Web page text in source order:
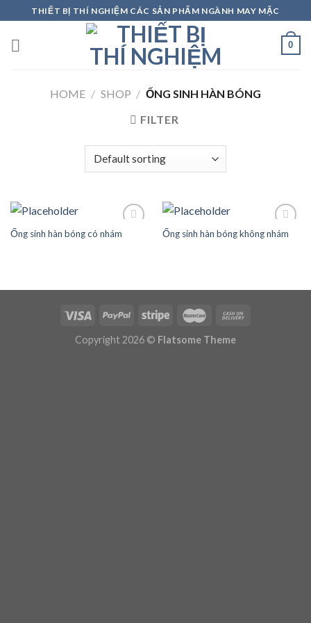
to
content
THIẾT BỊ THÍ NGHIỆM CÁC SẢN PHẨM NGÀNH MAY MẶC
0
HOME / SHOP / ỐNG SINH HÀN BÓNG
FILTER
Ống sinh hàn bóng có nhám Ống sinh hàn bóng không nhám
Copyright 2026 © Flatsome Theme